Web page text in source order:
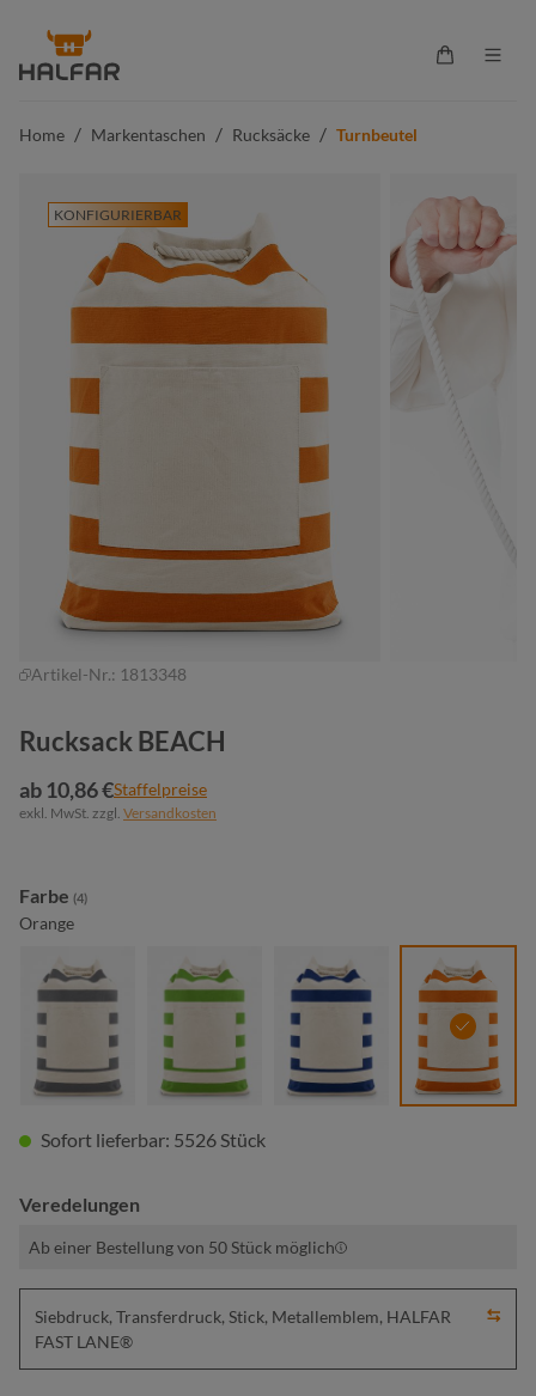
springen
Home / Markentaschen / Rucksäcke / Turnbeutel
KONFIGURIERBAR
Artikel-Nr.: 1813348
Rucksack BEACH
ab 10,86 €Staffelpreise
exkl. MwSt. zzgl. Versandkosten
Farbe auswählen
(4)
Orange
anthrazit maigrün marine orange
Sofort lieferbar: 5526 Stück
Veredelungen
Ab einer Bestellung von 50 Stück möglich
Siebdruck, Transferdruck, Stick, Metallemblem, HALFAR
FAST LANE®